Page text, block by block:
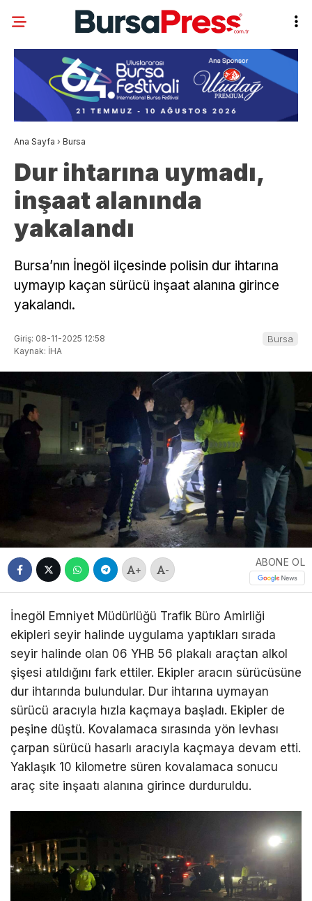
Ana Sayfa › Bursa
Dur ihtarına uymadı,
inşaat alanında
yakalandı
Bursa’nın İnegöl ilçesinde polisin dur ihtarına
uymayıp kaçan sürücü inşaat alanına girince
yakalandı.
Giriş: 08-11-2025 12:58
Kaynak: İHA
Bursa
+ -
ABONE OL
İnegöl Emniyet Müdürlüğü Trafik Büro Amirliği
ekipleri seyir halinde uygulama yaptıkları sırada
seyir halinde olan 06 YHB 56 plakalı araçtan alkol
şişesi atıldığını fark ettiler. Ekipler aracın sürücüsüne
dur ihtarında bulundular. Dur ihtarına uymayan
sürücü aracıyla hızla kaçmaya başladı. Ekipler de
peşine düştü. Kovalamaca sırasında yön levhası
çarpan sürücü hasarlı aracıyla kaçmaya devam etti.
Yaklaşık 10 kilometre süren kovalamaca sonucu
araç site inşaatı alanına girince durduruldu.